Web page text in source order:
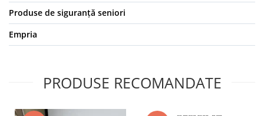
Produse de siguranță seniori
Empria
PRODUSE RECOMANDATE